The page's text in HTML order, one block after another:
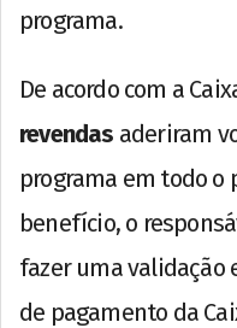
programa.
De acordo com a
revendas aderiram
programa em todo o
benefício, o
fazer uma validação
de pagamento da